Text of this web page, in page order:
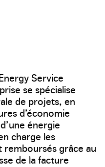
Service
se spécialise
de projets, en
d’économie
énergie
charge les
remboursés grâce au
de la facture